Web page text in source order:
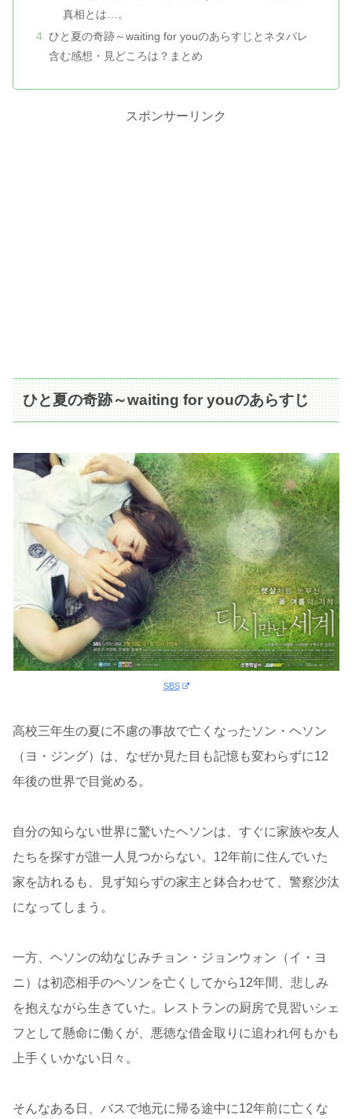
真相とは…。
ひと夏の奇跡～waiting for youのあらすじとネタバレ
含む感想・見どころは？まとめ
スポンサーリンク
ひと夏の奇跡～waiting for youのあらすじ
SBS
高校三年生の夏に不慮の事故で亡くなったソン・ヘソン
（ヨ・ジング）は、なぜか見た目も記憶も変わらずに12
年後の世界で目覚める。
自分の知らない世界に驚いたヘソンは、すぐに家族や友人
たちを探すが誰一人見つからない。12年前に住んでいた
家を訪れるも、見ず知らずの家主と鉢合わせて、警察沙汰
になってしまう。
一方、ヘソンの幼なじみチョン・ジョンウォン（イ・ヨ
ニ）は初恋相手のヘソンを亡くしてから12年間、悲しみ
を抱えながら生きていた。レストランの厨房で見習いシェ
フとして懸命に働くが、悪徳な借金取りに追われ何もかも
上手くいかない日々。
そんなある日、バスで地元に帰る途中に12年前に亡くな